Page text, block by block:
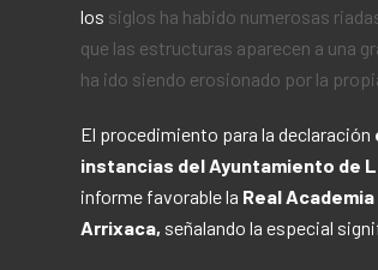
los siglos ha habido numerosas
que las estructuras aparecen a una
ha ido siendo erosionado por la
El procedimiento para la declaración
instancias del Ayuntamiento de
informe favorable la Real
Arrixaca, señalando la especial